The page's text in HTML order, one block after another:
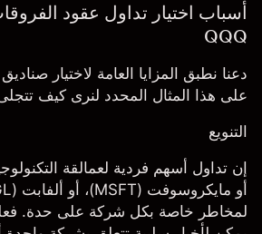
أسباب اختيار تداول عقود
QQQ
دعنا نطبق المزايا العامة لاختيار
على هذا المثال المحدد لنرى كيف
التنويع
إن تداول أسهم فردية لعمالقة
أو مايكروسوفت (MSFT)، أو ألفابت
لمخاطر خاصة بكل شركة على حدة.